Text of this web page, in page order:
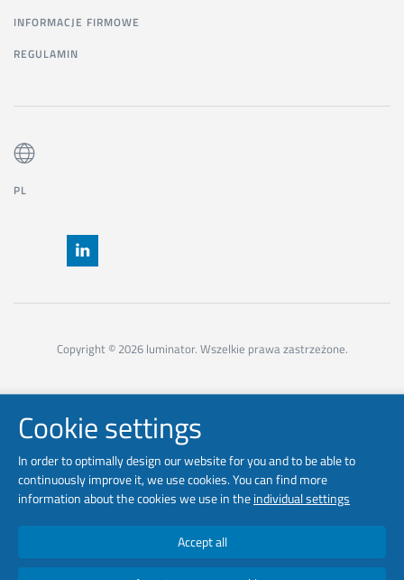
INFORMACJE FIRMOWE
REGULAMIN
PL
Copyright © 2026 luminator. Wszelkie prawa zastrzeżone.
Cookie settings
In order to optimally design our website for you and to be able to
continuously improve it, we use cookies. You can find more
information about the cookies we use in theindividual settings
Accept all